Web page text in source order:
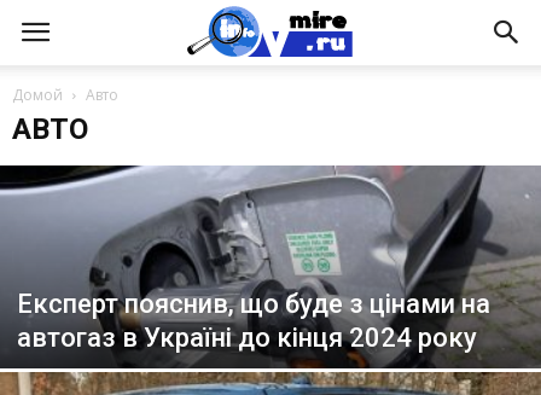
Домой Авто
АВТО
Експерт пояснив, що буде з цінами на
автогаз в Україні до кінця 2024 року